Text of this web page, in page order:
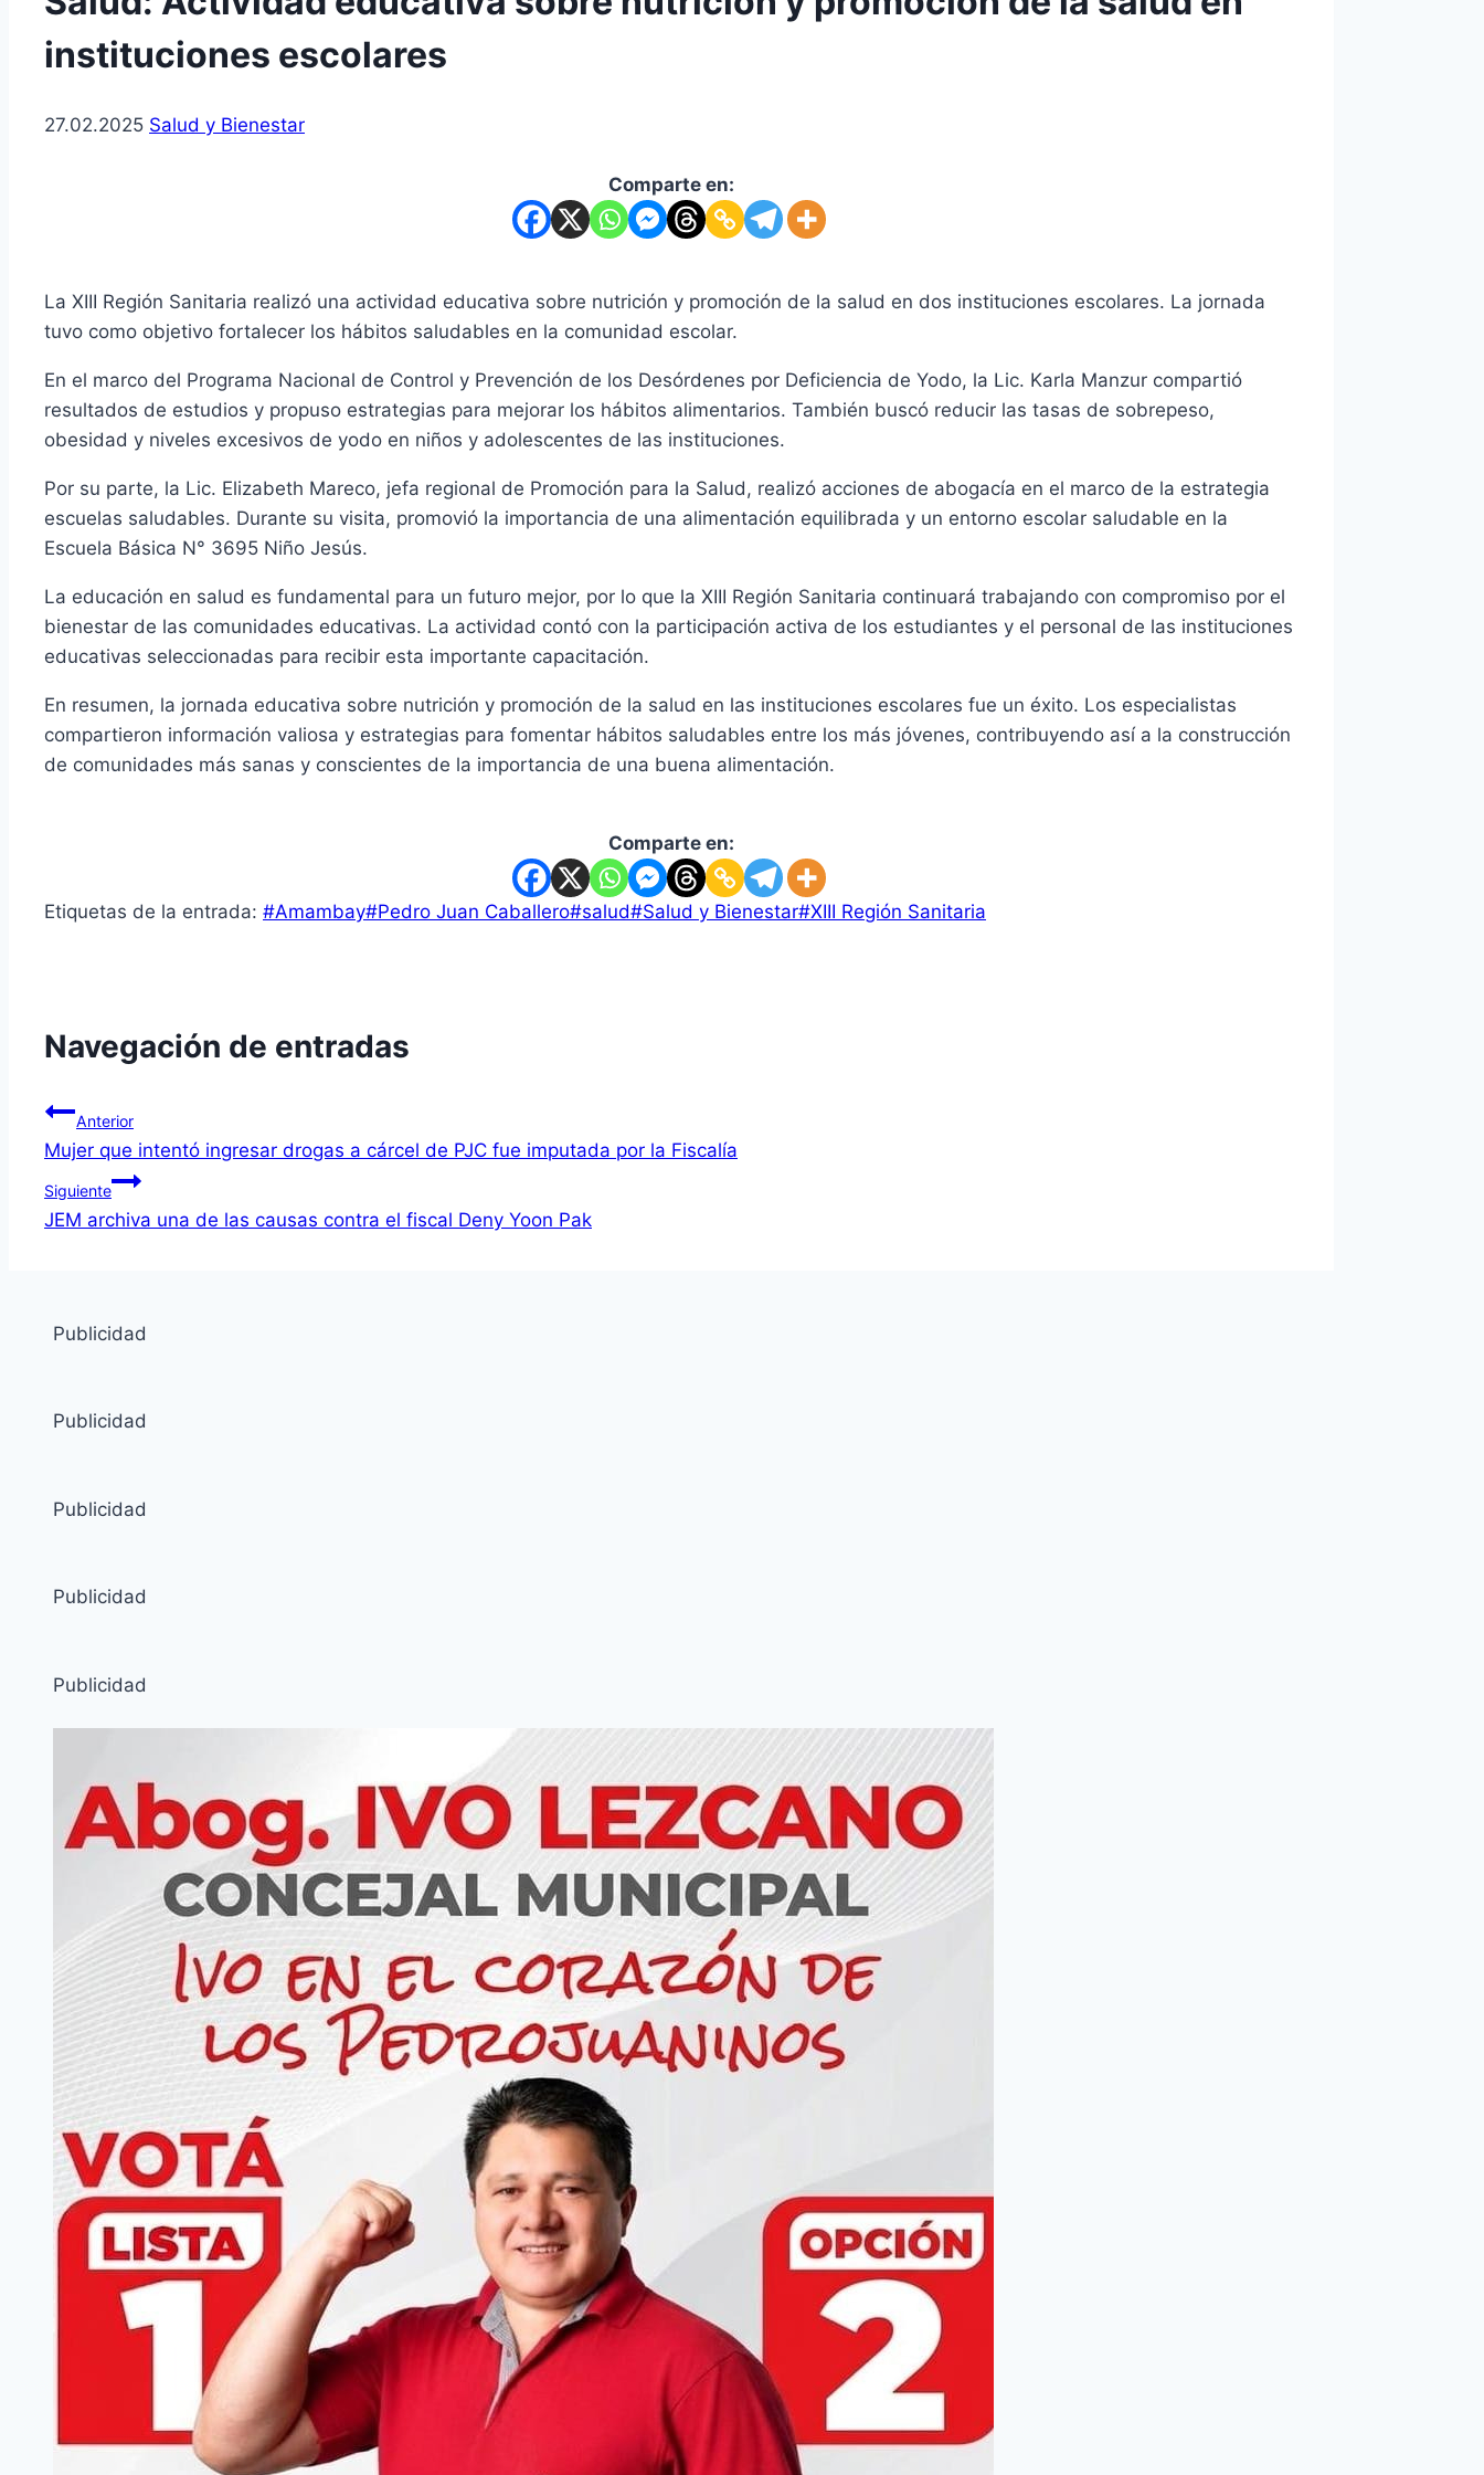
instituciones escolares
27.02.2025 Salud y Bienestar
Comparte en:
La XIII Región Sanitaria realizó una actividad educativa sobre nutrición y promoción de la salud en dos instituciones escolares. La jornada
tuvo como objetivo fortalecer los hábitos saludables en la comunidad escolar.
En el marco del Programa Nacional de Control y Prevención de los Desórdenes por Deficiencia de Yodo, la Lic. Karla Manzur compartió
resultados de estudios y propuso estrategias para mejorar los hábitos alimentarios. También buscó reducir las tasas de sobrepeso,
obesidad y niveles excesivos de yodo en niños y adolescentes de las instituciones.
Por su parte, la Lic. Elizabeth Mareco, jefa regional de Promoción para la Salud, realizó acciones de abogacía en el marco de la estrategia
escuelas saludables. Durante su visita, promovió la importancia de una alimentación equilibrada y un entorno escolar saludable en la
Escuela Básica N° 3695 Niño Jesús.
La educación en salud es fundamental para un futuro mejor, por lo que la XIII Región Sanitaria continuará trabajando con compromiso por el
bienestar de las comunidades educativas. La actividad contó con la participación activa de los estudiantes y el personal de las instituciones
educativas seleccionadas para recibir esta importante capacitación.
En resumen, la jornada educativa sobre nutrición y promoción de la salud en las instituciones escolares fue un éxito. Los especialistas
compartieron información valiosa y estrategias para fomentar hábitos saludables entre los más jóvenes, contribuyendo así a la construcción
de comunidades más sanas y conscientes de la importancia de una buena alimentación.
Comparte en:
Etiquetas de la entrada: #Amambay#Pedro Juan Caballero#salud#Salud y Bienestar#XIII Región Sanitaria
Navegación de entradas
Anterior
Mujer que intentó ingresar drogas a cárcel de PJC fue imputada por la Fiscalía
Siguiente
JEM archiva una de las causas contra el fiscal Deny Yoon Pak
Publicidad
Publicidad
Publicidad
Publicidad
Publicidad